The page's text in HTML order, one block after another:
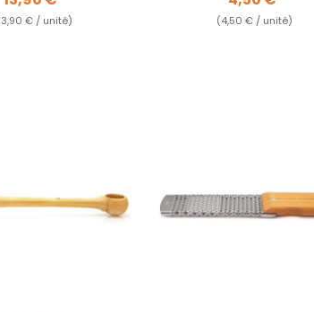
€ / unité) (4,50 € / unité)